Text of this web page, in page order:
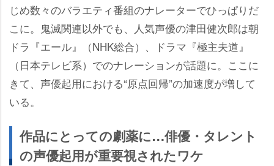
じめ数々のバラエティ番組のナレーターでひっぱりだ
こに。鬼滅関連以外でも、人気声優の津田健次郎は朝
ドラ『エール』（NHK総合）、ドラマ『極主夫道』
（日本テレビ系）でのナレーションが話題に。ここに
きて、声優起用における“原点回帰”の加速度が増して
いる。
作品にとっての劇薬に…俳優・タレント
の声優起用が重要視されたワケ